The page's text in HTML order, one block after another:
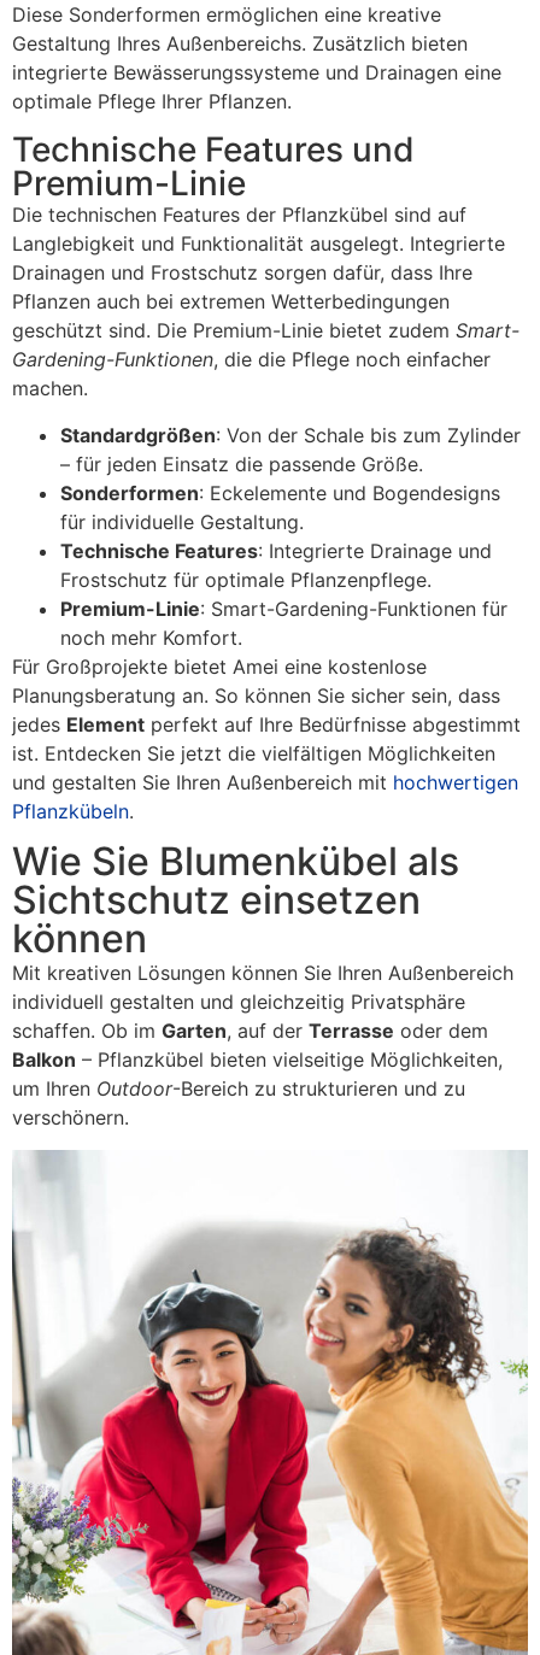
Diese Sonderformen ermöglichen eine kreative
Gestaltung Ihres Außenbereichs. Zusätzlich bieten
integrierte Bewässerungssysteme und Drainagen eine
optimale Pflege Ihrer Pflanzen.
Technische Features und
Premium-Linie
Die technischen Features der Pflanzkübel sind auf
Langlebigkeit und Funktionalität ausgelegt. Integrierte
Drainagen und Frostschutz sorgen dafür, dass Ihre
Pflanzen auch bei extremen Wetterbedingungen
geschützt sind. Die Premium-Linie bietet zudem Smart-
Gardening-Funktionen, die die Pflege noch einfacher
machen.
Standardgrößen: Von der Schale bis zum Zylinder
– für jeden Einsatz die passende Größe.
Sonderformen: Eckelemente und Bogendesigns
für individuelle Gestaltung.
Technische Features: Integrierte Drainage und
Frostschutz für optimale Pflanzenpflege.
Premium-Linie: Smart-Gardening-Funktionen für
noch mehr Komfort.
Für Großprojekte bietet Amei eine kostenlose
Planungsberatung an. So können Sie sicher sein, dass
jedes Element perfekt auf Ihre Bedürfnisse abgestimmt
ist. Entdecken Sie jetzt die vielfältigen Möglichkeiten
und gestalten Sie Ihren Außenbereich mit hochwertigen
Pflanzkübeln.
Wie Sie Blumenkübel als
Sichtschutz einsetzen
können
Mit kreativen Lösungen können Sie Ihren Außenbereich
individuell gestalten und gleichzeitig Privatsphäre
schaffen. Ob im Garten, auf der Terrasse oder dem
Balkon – Pflanzkübel bieten vielseitige Möglichkeiten,
um Ihren Outdoor-Bereich zu strukturieren und zu
verschönern.